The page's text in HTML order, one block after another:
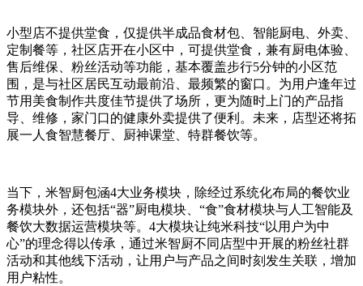
小型店不提供堂食，仅提供半成品食材包、智能厨电、外卖、
定制餐等，社区店开在小区中，可提供堂食，兼有厨电体验、
售后维保、粉丝活动等功能，基本覆盖步行5分钟的小区范
围，是与社区居民互动最前沿、最频繁的窗口。为用户逢年过
节用美食制作共度佳节提供了场所，更为随时上门的产品指
导、维修，家门口的健康外卖提供了便利。未来，店型还将拓
展一人食智慧餐厅、厨神课堂、特群餐饮等。
当下，米智厨包涵4大业务模块，除经过系统化布局的餐饮业
务模块外，还包括“器”厨电模块、“食”食材模块与人工智能及
餐饮大数据运营模块等。4大模块让纯米科技“以用户为中
心”的理念得以传承，通过米智厨不同店型中开展的粉丝社群
活动和其他线下活动，让用户与产品之间时刻发生关联，增加
用户粘性。